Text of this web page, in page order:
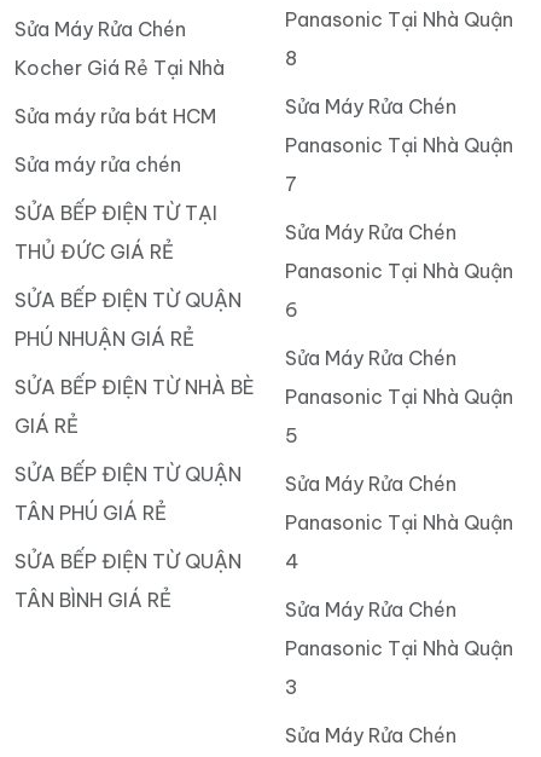
Sửa Máy Rửa Chén
Kocher Giá Rẻ Tại Nhà
Sửa máy rửa bát HCM
Sửa máy rửa chén
SỬA BẾP ĐIỆN TỪ TẠI
THỦ ĐỨC GIÁ RẺ
SỬA BẾP ĐIỆN TỪ QUẬN
PHÚ NHUẬN GIÁ RẺ
SỬA BẾP ĐIỆN TỪ NHÀ BÈ
GIÁ RẺ
SỬA BẾP ĐIỆN TỪ QUẬN
TÂN PHÚ GIÁ RẺ
SỬA BẾP ĐIỆN TỪ QUẬN
TÂN BÌNH GIÁ RẺ
Panasonic Tại Nhà Quận
8
Sửa Máy Rửa Chén
Panasonic Tại Nhà Quận
7
Sửa Máy Rửa Chén
Panasonic Tại Nhà Quận
6
Sửa Máy Rửa Chén
Panasonic Tại Nhà Quận
5
Sửa Máy Rửa Chén
Panasonic Tại Nhà Quận
4
Sửa Máy Rửa Chén
Panasonic Tại Nhà Quận
3
Sửa Máy Rửa Chén